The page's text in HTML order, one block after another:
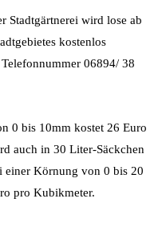
Stadtgärtnerei wird lose ab
kostenlos
06894/ 38
0 bis 10mm kostet 26 Euro
auch in 30 Liter-Säckchen
einer Körnung von 0 bis 20
pro Kubikmeter.